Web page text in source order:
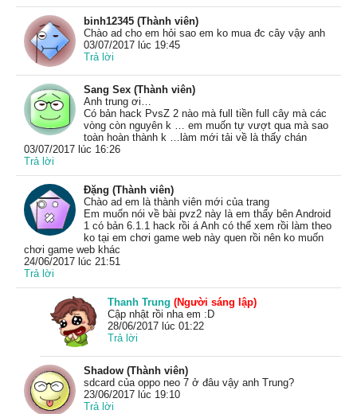
binh12345 (Thành viên)
Chào ad cho em hỏi sao em ko mua đc cây vậy anh
03/07/2017 lúc 19:45
Trả lời
Sang Sex (Thành viên)
Anh trung ơi…
Có bản hack PvsZ 2 nào mà full tiền full cây mà các
vòng còn nguyên k … em muốn tự vượt qua mà sao
toàn hoàn thành k …làm mới tải về là thấy chán
03/07/2017 lúc 16:26
Trả lời
Đặng (Thành viên)
Chào ad em là thành viên mới của trang
Em muốn nói về bài pvz2 này là em thấy bên Android
1 có bản 6.1.1 hack rồi á Anh có thể xem rồi làm theo
ko tại em chơi game web này quen rồi nên ko muốn
chơi game web khác
24/06/2017 lúc 21:51
Trả lời
Thanh Trung (Người sáng lập)
Cập nhật rồi nha em :D
28/06/2017 lúc 01:22
Trả lời
Shadow (Thành viên)
sdcard của oppo neo 7 ở đâu vậy anh Trung?
23/06/2017 lúc 19:10
Trả lời